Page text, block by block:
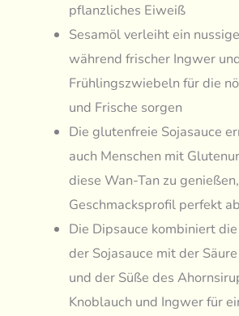
pflanzliches Eiweiß
Sesamöl verleiht ein
während frischer Ingwer
Frühlingszwiebeln für die
und Frische sorgen
Die glutenfreie Sojasauce
auch Menschen mit
diese Wan-Tan zu
Geschmacksprofil perfekt ab
Die Dipsauce kombiniert
der Sojasauce mit der
und der Süße des
Knoblauch und Ingwer für